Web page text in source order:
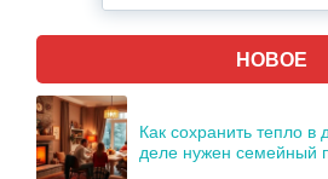
НОВОЕ
Как сохранить тепло
деле нужен семейный